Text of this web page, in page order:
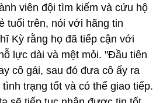
viên đội tìm kiếm và cứu hộ
tuổi trên, nói với hãng tin
Kỳ rằng họ đã tiếp cận với
lực dài và mệt mỏi. "Đầu tiên
cô gái, sau đó đưa cô ấy ra
trạng tốt và có thể giao tiếp.